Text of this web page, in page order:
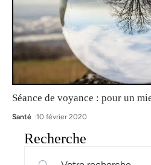
Séance de voyance : pour un
Santé 10 février 2020
Recherche